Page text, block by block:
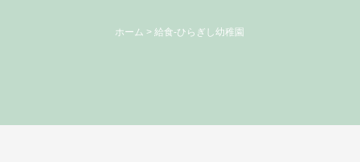
ホーム >給食-ひらぎし幼稚園